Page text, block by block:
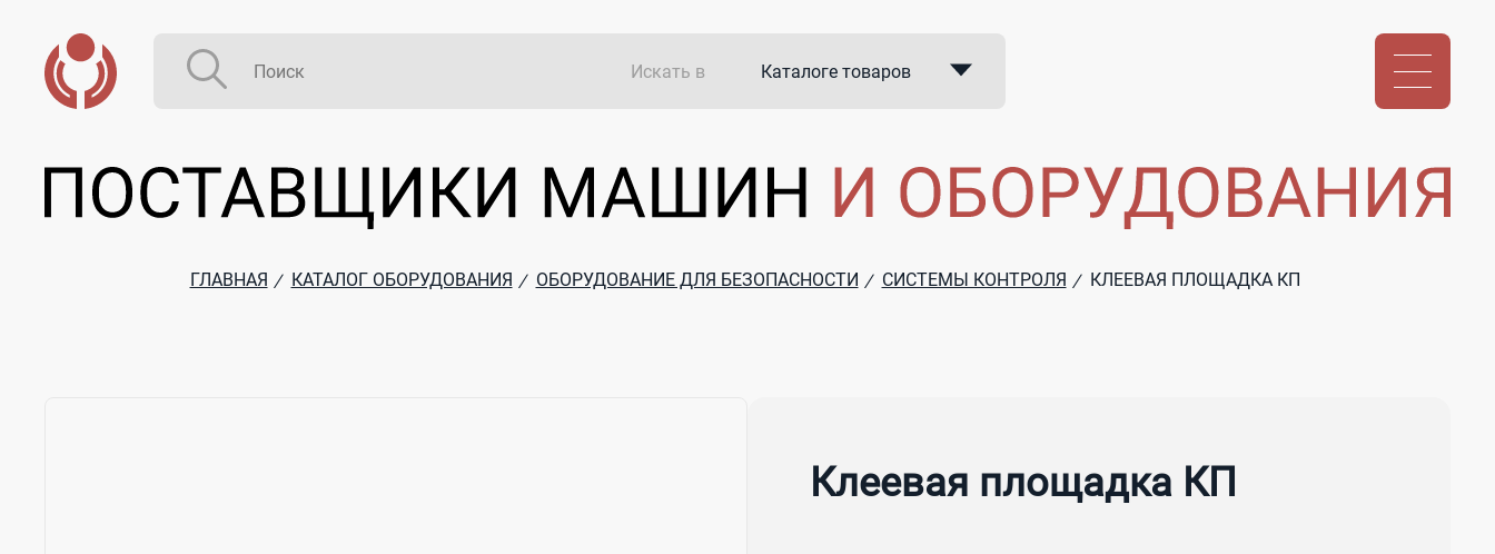
Искать в Каталоге товаров
В закупках
ГЛАВНАЯ / КАТАЛОГ ОБОРУДОВАНИЯ / ОБОРУДОВАНИЕ ДЛЯ БЕЗОПАСНОСТИ / СИСТЕМЫ КОНТРОЛЯ / КЛЕЕВАЯ ПЛОЩАДКА КП
Клеевая площадка КП